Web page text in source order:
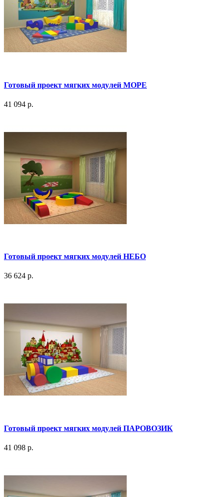
Готовый проект мягких модулей МОРЕ
41 094 р.
Готовый проект мягких модулей НЕБО
36 624 р.
Готовый проект мягких модулей ПАРОВОЗИК
41 098 р.